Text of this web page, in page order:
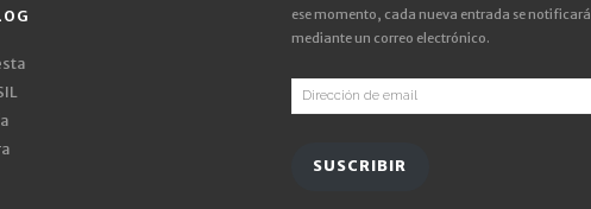
ese momento, cada nueva entrada se notificará
mediante un correo electrónico.
Dirección
de
SUSCRIBIR